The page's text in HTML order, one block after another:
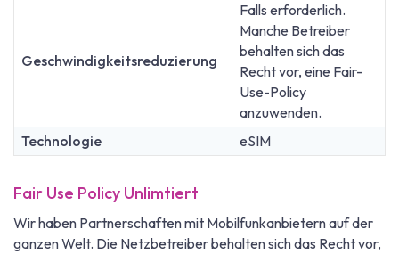
Geschwindigkeitsreduzierung
Falls erforderlich.
Manche Betreiber
behalten sich das
Recht vor, eine Fair-
Use-Policy
anzuwenden.
Technologie
eSIM
Fair Use Policy Unlimtiert
Wir haben Partnerschaften mit Mobilfunkanbietern auf der
ganzen Welt. Die Netzbetreiber behalten sich das Recht vor,